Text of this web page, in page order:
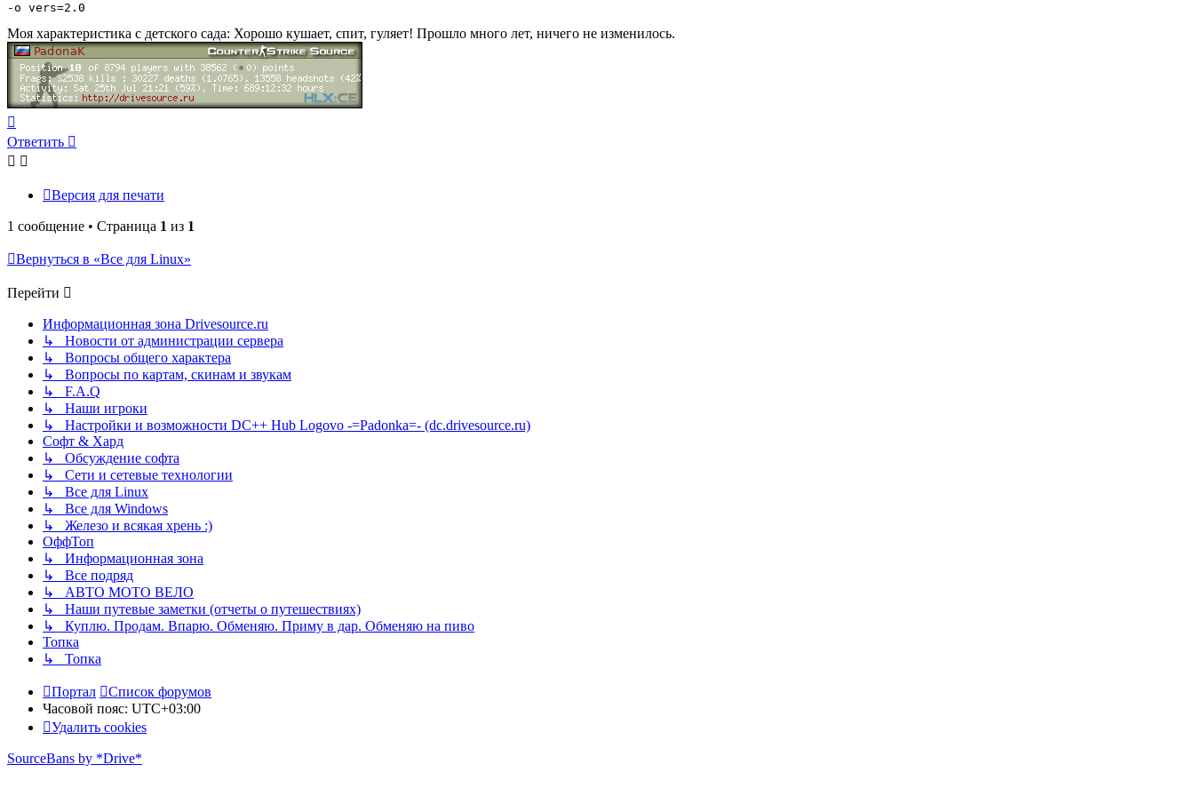
-o vers=2.0
Моя характеристика с детского сада: Хорошо кушает, спит, гуляет! Прошло много лет, ничего не изменилось.
к
началу
Ответить
Версия для печати
1 сообщение • Страница 1 из 1
Вернуться в «Все для Linux»
Перейти
Информационная зона Drivesource.ru
↳ Новости от администрации сервера
↳ Вопросы общего характера
↳ Вопросы по картам, скинам и звукам
↳ F.A.Q
↳ Наши игроки
↳ Настройки и возможности DC++ Hub Logovo -=Padonka=- (dc.drivesource.ru)
Софт & Хард
↳ Обсуждение софта
↳ Сети и сетевые технологии
↳ Все для Linux
↳ Все для Windows
↳ Железо и всякая хрень :)
ОффТоп
↳ Информационная зона
↳ Все подряд
↳ АВТО МОТО ВЕЛО
↳ Наши путевые заметки (отчеты о путешествиях)
↳ Куплю. Продам. Впарю. Обменяю. Приму в дар. Обменяю на пиво
Топка
↳ Топка
Портал
Список форумов
Часовой пояс: UTC+03:00
Удалить cookies
SourceBans by *Drive*